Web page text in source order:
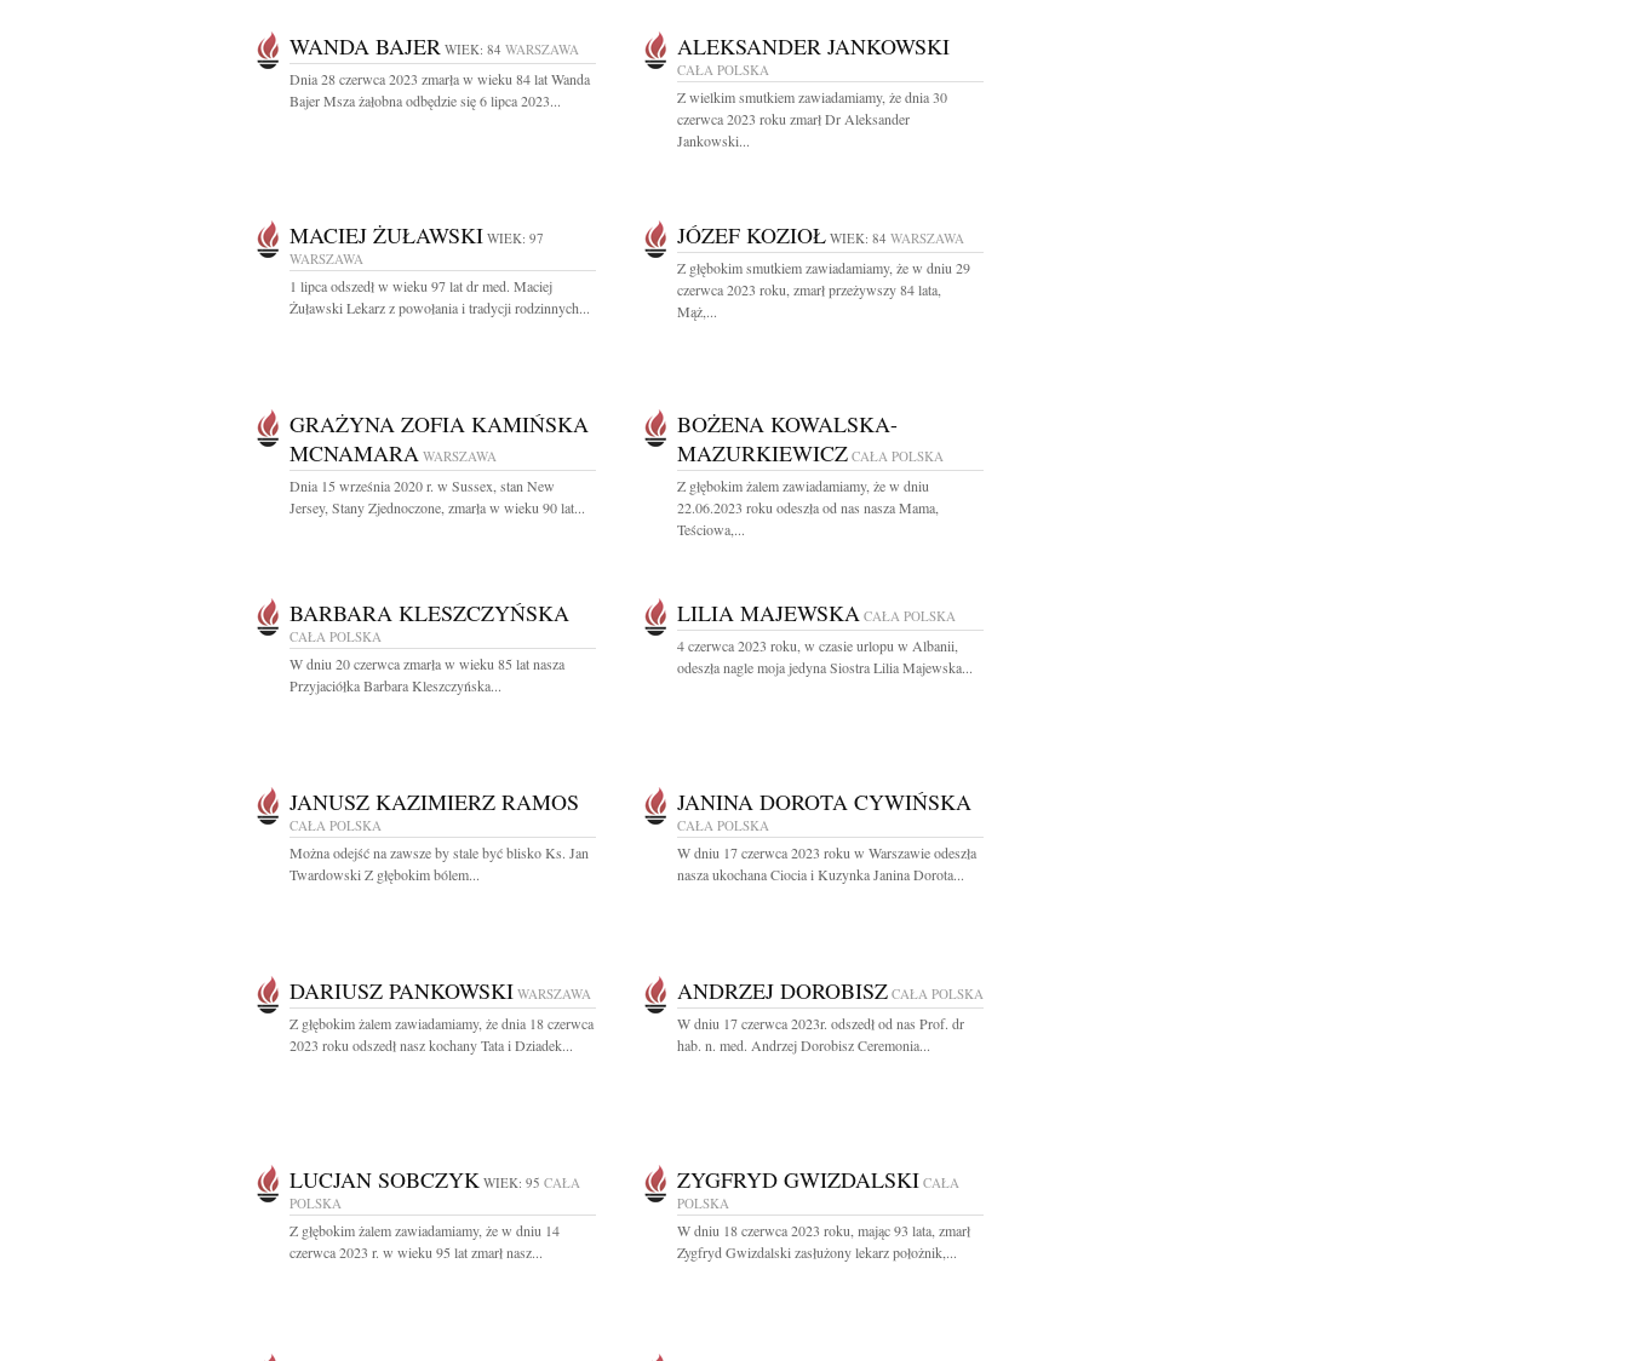
WANDA BAJER WIEK: 84 WARSZAWA
Dnia 28 czerwca 2023 zmarła w wieku 84 lat Wanda
Bajer Msza żałobna odbędzie się 6 lipca 2023...
ALEKSANDER JANKOWSKI
CAŁA POLSKA
Z wielkim smutkiem zawiadamiamy, że dnia 30
czerwca 2023 roku zmarł Dr Aleksander
Jankowski...
MACIEJ ŻUŁAWSKI WIEK: 97
WARSZAWA
1 lipca odszedł w wieku 97 lat dr med. Maciej
Żuławski Lekarz z powołania i tradycji rodzinnych...
JÓZEF KOZIOŁ WIEK: 84 WARSZAWA
Z głębokim smutkiem zawiadamiamy, że w dniu 29
czerwca 2023 roku, zmarł przeżywszy 84 lata,
Mąż,...
GRAŻYNA ZOFIA KAMIŃSKA
MCNAMARA WARSZAWA
Dnia 15 września 2020 r. w Sussex, stan New
Jersey, Stany Zjednoczone, zmarła w wieku 90 lat...
BOŻENA KOWALSKA-
MAZURKIEWICZ CAŁA POLSKA
Z głębokim żalem zawiadamiamy, że w dniu
22.06.2023 roku odeszła od nas nasza Mama,
Teściowa,...
BARBARA KLESZCZYŃSKA
CAŁA POLSKA
W dniu 20 czerwca zmarła w wieku 85 lat nasza
Przyjaciółka Barbara Kleszczyńska...
LILIA MAJEWSKA CAŁA POLSKA
4 czerwca 2023 roku, w czasie urlopu w Albanii,
odeszła nagle moja jedyna Siostra Lilia Majewska...
JANUSZ KAZIMIERZ RAMOS
CAŁA POLSKA
Można odejść na zawsze by stale być blisko Ks. Jan
Twardowski Z głębokim bólem...
JANINA DOROTA CYWIŃSKA
CAŁA POLSKA
W dniu 17 czerwca 2023 roku w Warszawie odeszła
nasza ukochana Ciocia i Kuzynka Janina Dorota...
DARIUSZ PANKOWSKI WARSZAWA
Z głębokim żalem zawiadamiamy, że dnia 18 czerwca
2023 roku odszedł nasz kochany Tata i Dziadek...
ANDRZEJ DOROBISZ CAŁA POLSKA
W dniu 17 czerwca 2023r. odszedł od nas Prof. dr
hab. n. med. Andrzej Dorobisz Ceremonia...
LUCJAN SOBCZYK WIEK: 95 CAŁA
POLSKA
Z głębokim żalem zawiadamiamy, że w dniu 14
czerwca 2023 r. w wieku 95 lat zmarł nasz...
ZYGFRYD GWIZDALSKI CAŁA
POLSKA
W dniu 18 czerwca 2023 roku, mając 93 lata, zmarł
Zygfryd Gwizdalski zasłużony lekarz położnik,...